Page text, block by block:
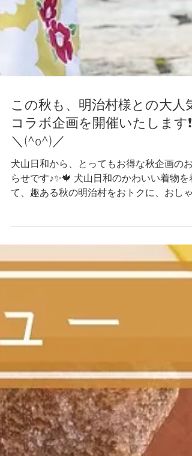
この秋も、明治村様との大人気
コラボ企画を開催いたします❗❗
＼(^o^)／
らせです♪✨🍁 犬山日和のかわいい着物を着
て、趣ある秋の明治村をおトクに、おしゃ
に楽しみませんか？✨🥰 毎シーズン大好評
の企画ですが、この秋も犬山日和は明治村